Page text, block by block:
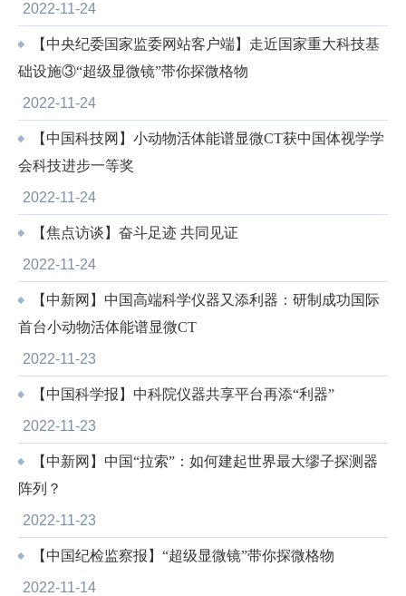
2022-11-24
【中央纪委国家监委网站客户端】走近国家重大科技基
础设施③“超级显微镜”带你探微格物
2022-11-24
【中国科技网】小动物活体能谱显微CT获中国体视学学
会科技进步一等奖
2022-11-24
【焦点访谈】奋斗足迹 共同见证
2022-11-24
【中新网】中国高端科学仪器又添利器：研制成功国际
首台小动物活体能谱显微CT
2022-11-23
【中国科学报】中科院仪器共享平台再添“利器”
2022-11-23
【中新网】中国“拉索”：如何建起世界最大缪子探测器
阵列？
2022-11-23
【中国纪检监察报】“超级显微镜”带你探微格物
2022-11-14